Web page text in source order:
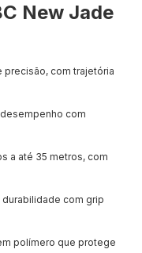
New Jade
precisão, com trajetória
com
a até 35 metros, com
durabilidade com grip
polímero que protege